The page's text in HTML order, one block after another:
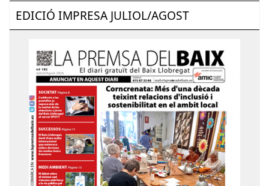
EDICIÓ IMPRESA JULIOL/AGOST